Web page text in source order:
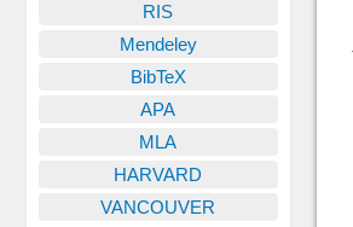
RIS
Mendeley
BibTeX
APA
MLA
HARVARD
VANCOUVER